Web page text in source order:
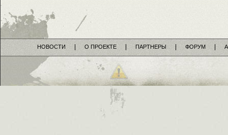
НОВОСТИ О ПРОЕКТЕ ПАРТНЕРЫ ФОРУМ